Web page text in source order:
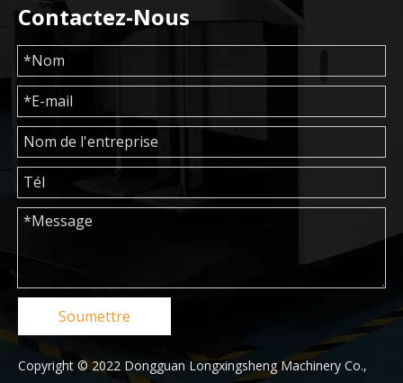
Contactez-Nous
Soumettre
Copyright © 2022 Dongguan Longxingsheng Machinery Co.,